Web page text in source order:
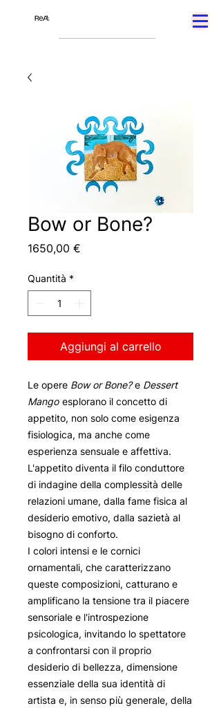
Bow or Bone?
1650,00 €
Quantità *
Aggiungi al carrello
Le opere Bow or Bone?e Dessert
Mango esplorano il concetto di
appetito, non solo come esigenza
fisiologica, ma anche come
esperienza sensuale e affettiva.
L'appetito diventa il filo conduttore
di indagine della complessità delle
relazioni umane, dalla fame fisica al
desiderio emotivo, dalla sazietà al
bisogno di conforto.
I colori intensi e le cornici
ornamentali, che caratterizzano
queste composizioni, catturano e
amplificano la tensione tra il piacere
sensoriale e l'introspezione
psicologica, invitando lo spettatore
a confrontarsi con il proprio
desiderio di bellezza, dimensione
essenziale della sua identità di
artista e, in senso più generale, della